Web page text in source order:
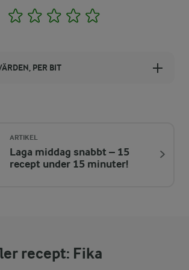
1 2 3 4
PER BIT
%
PER BIT
ARTIKEL
Laga middag snabbt – 15
recept under 15 minuter!
recept: Fika